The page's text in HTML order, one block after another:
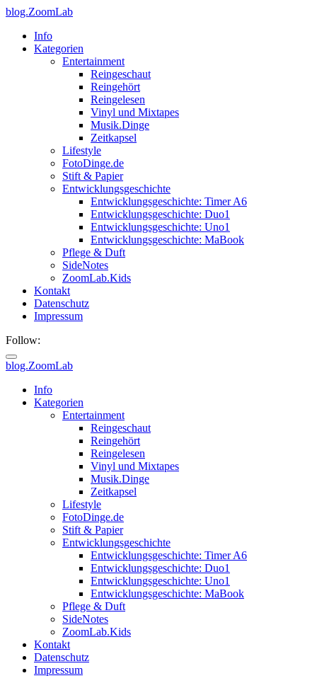
blog.ZoomLab
Info
Kategorien
Entertainment
Reingeschaut
Reingehört
Reingelesen
Vinyl und Mixtapes
Musik.Dinge
Zeitkapsel
Lifestyle
FotoDinge.de
Stift & Papier
Entwicklungsgeschichte
Entwicklungsgeschichte: Timer A6
Entwicklungsgeschichte: Duo1
Entwicklungsgeschichte: Uno1
Entwicklungsgeschichte: MaBook
Pflege & Duft
SideNotes
ZoomLab.Kids
Kontakt
Datenschutz
Impressum
Follow:
blog.ZoomLab
ZoomLab
Info
Kategorien
Entertainment
Reingeschaut
Reingehört
Reingelesen
Vinyl und Mixtapes
Musik.Dinge
Zeitkapsel
Lifestyle
FotoDinge.de
Stift & Papier
Entwicklungsgeschichte
Entwicklungsgeschichte: Timer A6
Entwicklungsgeschichte: Duo1
Entwicklungsgeschichte: Uno1
Entwicklungsgeschichte: MaBook
Pflege & Duft
SideNotes
ZoomLab.Kids
Kontakt
Datenschutz
Impressum